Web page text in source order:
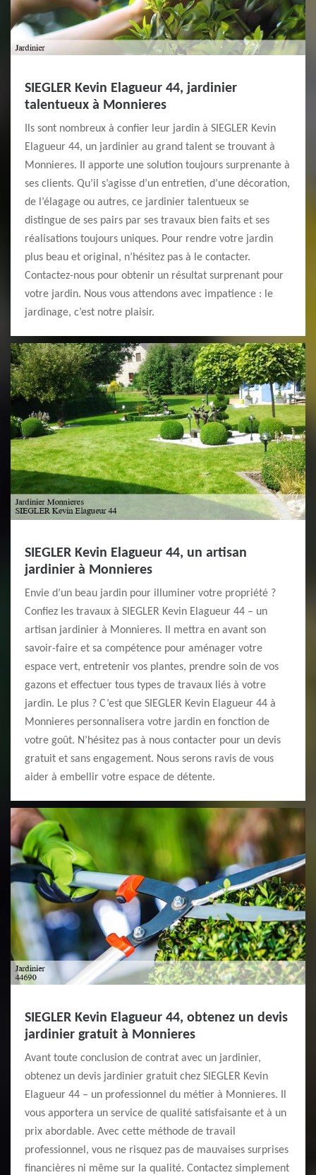
SIEGLER Kevin Elagueur 44, jardinier
talentueux à Monnieres
Ils sont nombreux à confier leur jardin à SIEGLER Kevin
Elagueur 44, un jardinier au grand talent se trouvant à
Monnieres. Il apporte une solution toujours surprenante à
ses clients. Qu’il s’agisse d’un entretien, d’une décoration,
de l’élagage ou autres, ce jardinier talentueux se
distingue de ses pairs par ses travaux bien faits et ses
réalisations toujours uniques. Pour rendre votre jardin
plus beau et original, n’hésitez pas à le contacter.
Contactez-nous pour obtenir un résultat surprenant pour
votre jardin. Nous vous attendons avec impatience : le
jardinage, c’est notre plaisir.
SIEGLER Kevin Elagueur 44, un artisan
jardinier à Monnieres
Envie d’un beau jardin pour illuminer votre propriété ?
Confiez les travaux à SIEGLER Kevin Elagueur 44 – un
artisan jardinier à Monnieres. Il mettra en avant son
savoir-faire et sa compétence pour aménager votre
espace vert, entretenir vos plantes, prendre soin de vos
gazons et effectuer tous types de travaux liés à votre
jardin. Le plus ? C’est que SIEGLER Kevin Elagueur 44 à
Monnieres personnalisera votre jardin en fonction de
votre goût. N’hésitez pas à nous contacter pour un devis
gratuit et sans engagement. Nous serons ravis de vous
aider à embellir votre espace de détente.
SIEGLER Kevin Elagueur 44, obtenez un devis
jardinier gratuit à Monnieres
Avant toute conclusion de contrat avec un jardinier,
obtenez un devis jardinier gratuit chez SIEGLER Kevin
Elagueur 44 – un professionnel du métier à Monnieres. Il
vous apportera un service de qualité satisfaisante et à un
prix abordable. Avec cette méthode de travail
professionnel, vous ne risquez pas de mauvaises surprises
financières ni même sur la qualité. Contactez simplement